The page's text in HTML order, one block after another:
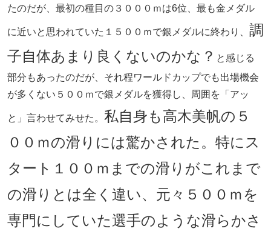
たのだが、最初の種目の３０００ｍは6位、最も金メダル
に近いと思われていた１５００ｍで銀メダルに終わり、 調
子自体あまり良くないのかな？ と感じる
部分もあったのだが、それ程ワールドカップでも出場機会
が多くない５００ｍで銀メダルを獲得し、周囲を「アッ
と」言わせてみせた。 私自身も高木美帆の５
００ｍの滑りには驚かされた。特にス
タート１００ｍまでの滑りがこれまで
の滑りとは全く違い、元々５００ｍを
専門にしていた選手のような滑らかさ